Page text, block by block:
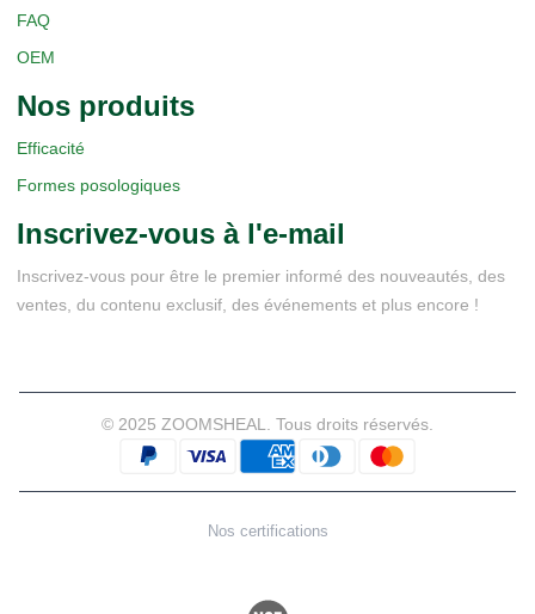
FAQ
OEM
Nos produits
Efficacité
Formes posologiques
Inscrivez-vous à l'e-mail
Inscrivez-vous pour être le premier informé des nouveautés, des
ventes, du contenu exclusif, des événements et plus encore !
© 2025 ZOOMSHEAL. Tous droits réservés.
Nos certifications